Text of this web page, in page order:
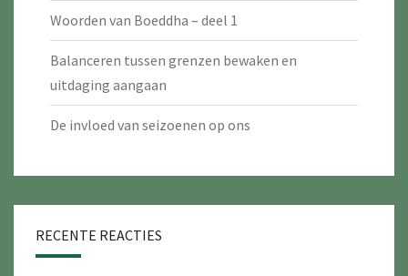
Woorden van Boeddha – deel 1
Balanceren tussen grenzen bewaken en
uitdaging aangaan
De invloed van seizoenen op ons
RECENTE REACTIES